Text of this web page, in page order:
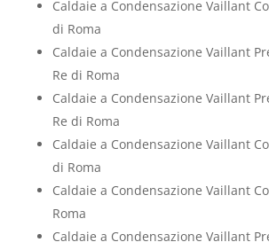
Caldaie a Condensazione Vaillant
di Roma
Caldaie a Condensazione Vaillant
Re di Roma
Caldaie a Condensazione Vaillant
Re di Roma
Caldaie a Condensazione Vaillant
di Roma
Caldaie a Condensazione Vaillant
Roma
Caldaie a Condensazione Vaillant